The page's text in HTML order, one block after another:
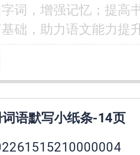
词，增强记忆；提高
础，助力语文能力提
语默写小纸条-14页